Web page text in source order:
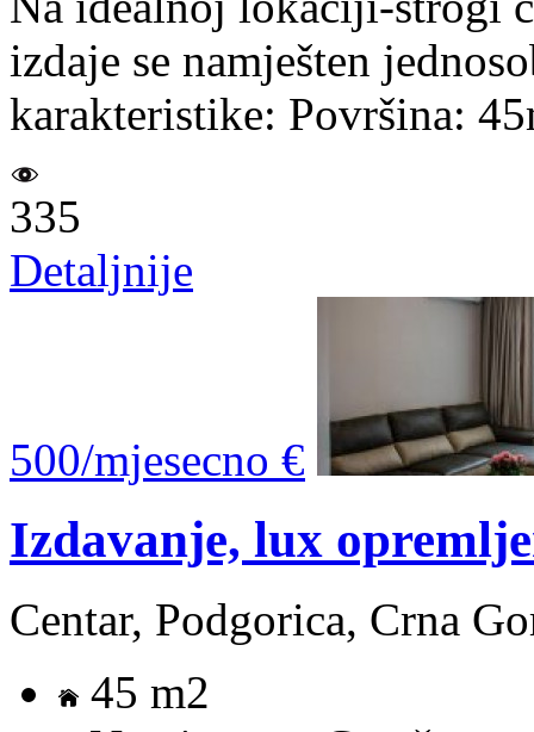
izdaje se namješten
karakteristike: Površina:
335
Detaljnije
500/mjesecno €
Izdavanje, lux
Centar, Podgorica, Crna
45 m2